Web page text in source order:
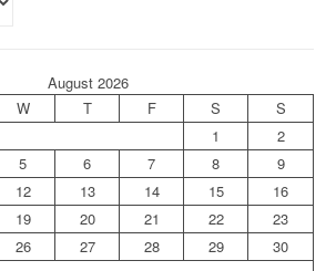
August 2026
W T F S
S
1
2
5 6 7 8
9
12 13 14 15
16
19 20 21 22
23
26 27 28 29
30